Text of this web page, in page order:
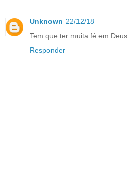
Unknown 22/12/18
Tem que ter muita fé em Deus
Responder